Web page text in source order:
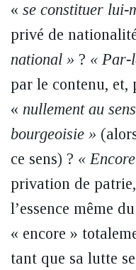
« se constituer lui-
privé de
national » ? « Par-
par le contenu, et,
« nullement au
bourgeoisie »
ce sens) ? «
privation de
l’essence même
« encore »
tant que sa lutte